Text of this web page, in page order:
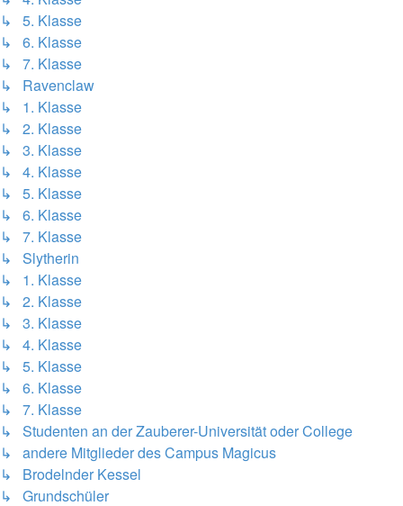
↳ 5. Klasse
↳ 6. Klasse
↳ 7. Klasse
↳ Ravenclaw
↳ 1. Klasse
↳ 2. Klasse
↳ 3. Klasse
↳ 4. Klasse
↳ 5. Klasse
↳ 6. Klasse
↳ 7. Klasse
↳ Slytherin
↳ 1. Klasse
↳ 2. Klasse
↳ 3. Klasse
↳ 4. Klasse
↳ 5. Klasse
↳ 6. Klasse
↳ 7. Klasse
↳ Studenten an der Zauberer-Universität oder College
↳ andere Mitglieder des Campus Magicus
↳ Brodelnder Kessel
↳ Grundschüler